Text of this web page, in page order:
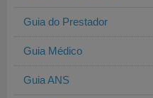
Guia do Prestador
Guia Médico
Guia ANS